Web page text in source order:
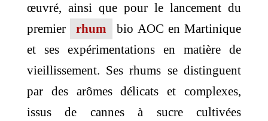
œuvré, ainsi que pour le lancement du
premier
rhum
bio AOC en Martinique
et ses expérimentations en matière de
vieillissement. Ses rhums se distinguent
par des arômes délicats et complexes,
issus de cannes à sucre cultivées